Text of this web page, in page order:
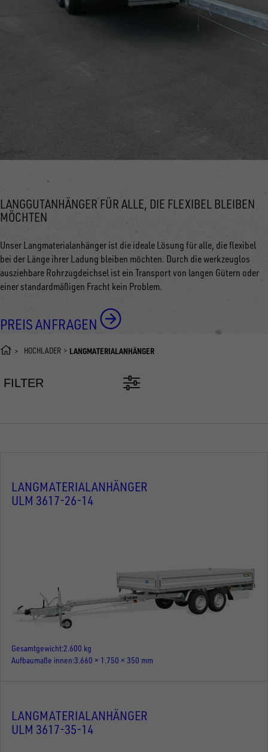
LANGGUTANHÄNGER FÜR ALLE, DIE FLEXIBEL BLEIBEN
MÖCHTEN
Unser Langmaterialanhänger ist die ideale Lösung für alle, die flexibel
bei der Länge ihrer Ladung bleiben möchten. Durch die werkzeuglos
ausziehbare Rohrzugdeichsel ist ein Transport von langen Gütern oder
einer standardmäßigen Fracht kein Problem.
PREIS ANFRAGEN
HOCHLADER LANGMATERIALANHÄNGER
FILTER
LANGMATERIALANHÄNGER
ULM 3617-26-14
Gesamtgewicht 2.600 kg
Aufbaumaße innen 3.660 × 1.750 × 350 mm
LANGMATERIALANHÄNGER
ULM 3617-35-14